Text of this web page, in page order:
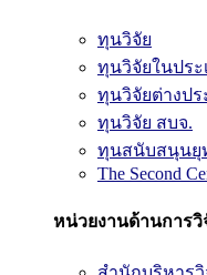
ทุนวิจัย
ทุนวิจัยในประ
ทุนวิจัยต่างปร
ทุนวิจัย สบจ.
ทุนสนับสนุนยุ
The Second
หน่วยงานด้านการวิ